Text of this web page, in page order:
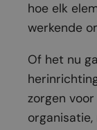
hoe elk
werkende
Of het nu
zorgen